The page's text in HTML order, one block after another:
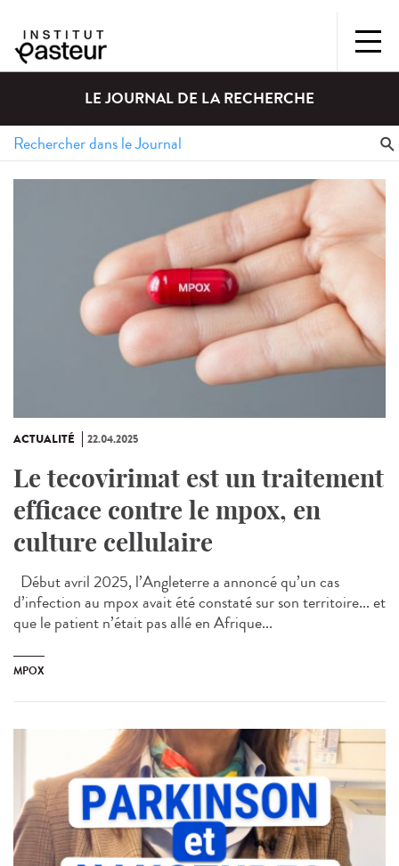
LE JOURNAL DE LA RECHERCHE
ACTUALITÉ 22.04.2025
Le tecovirimat est un traitement
efficace contre le mpox, en
culture cellulaire
Début avril 2025, l’Angleterre a annoncé qu’un cas
d’infection au mpox avait été constaté sur son territoire... et
que le patient n’était pas allé en Afrique...
MPOX